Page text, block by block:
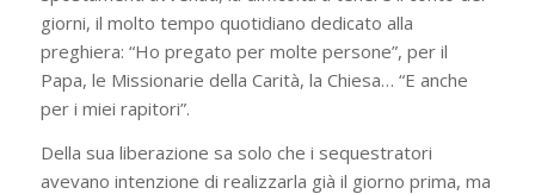
giorni, il molto tempo quotidiano dedicato alla
preghiera: “Ho pregato per molte persone”, per il
Papa, le Missionarie della Carità, la Chiesa… “E anche
per i miei rapitori”.
Della sua liberazione sa solo che i sequestratori
avevano intenzione di realizzarla già il giorno prima, ma